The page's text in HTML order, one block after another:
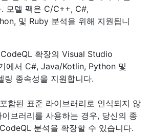
모델 팩은 C/C++, C#,
및 Ruby 분석을 위해 지원됩니
확장의 Visual Studio
에서 C#, Java/Kotlin, Python 및
링 종속성을 지원합니다.
함된 표준 라이브러리로 인식되지 않
브러리를 사용하는 경우, 당신의 종
분석을 확장할 수 있습니다.